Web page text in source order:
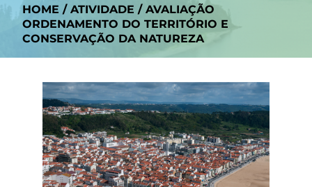
HOME / ATIVIDADE / AVALIAÇÃO
ORDENAMENTO DO TERRITÓRIO E
CONSERVAÇÃO DA NATUREZA